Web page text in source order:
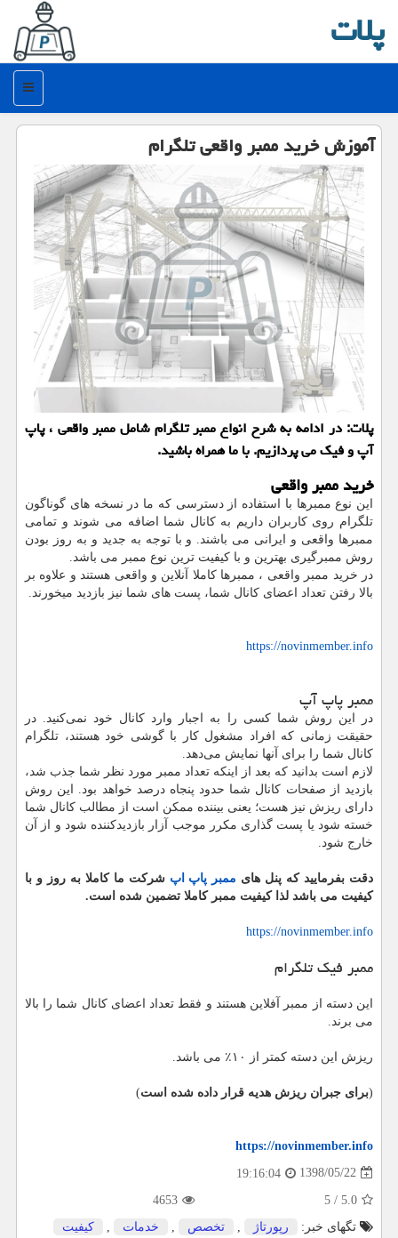
پلات
منو
آموزش خرید ممبر واقعی تلگرام
پلات: در ادامه به شرح انواع ممبر تلگرام شامل ممبر واقعی ، پاپ
آپ و فیك می پردازیم. با ما همراه باشید.
خرید ممبر واقعی
این نوع ممبرها با استفاده از دسترسی که ما در نسخه های گوناگون
تلگرام روی کاربران داریم به کانال شما اضافه می شوند و تمامی
ممبرها واقعی و ایرانی می باشند. و با توجه به جدید و به روز بودن
روش ممبرگیری بهترین و با کیفیت ترین نوع ممبر می باشد.
در خرید ممبر واقعی ، ممبرها کاملا آنلاین و واقعی هستند و علاوه بر
بالا رفتن تعداد اعضای کانال شما، پست های شما نیز بازدید میخورند.
https://novinmember.info
ممبر پاپ آپ
در این روش شما کسی را به اجبار وارد کانال خود نمی‌کنید. در
حقیقت زمانی که افراد مشغول کار با گوشی خود هستند، تلگرام
کانال شما را برای آنها نمایش می‌دهد.
لازم است بدانید که بعد از اینکه تعداد ممبر مورد نظر شما جذب شد،
بازدید از صفحات کانال شما حدود پنجاه درصد خواهد بود. این روش
دارای ریزش نیز هست؛ یعنی بیننده ممکن است از مطالب کانال شما
خسته شود یا پست گذاری مکرر موجب آزار بازدیدکننده شود و از آن
خارج شود.
دقت بفرمایید که پنل های ممبر پاپ اپ شرکت ما کاملا به روز و با
کیفیت می باشد لذا کیفیت ممبر کاملا تضمین شده است.
https://novinmember.info
ممبر فیک تلگرام
این دسته از ممبر آفلاین هستند و فقط تعداد اعضای کانال شما را بالا
می برند.
ریزش این دسته کمتر از ۱۰٪ می باشد.
(برای جبران ریزش هدیه قرار داده شده است)
https://novinmember.info
1398/05/22
19:16:04
5.0
/
5
4653
تگهای خبر:
رپورتاژ تخصص خدمات كیفیت